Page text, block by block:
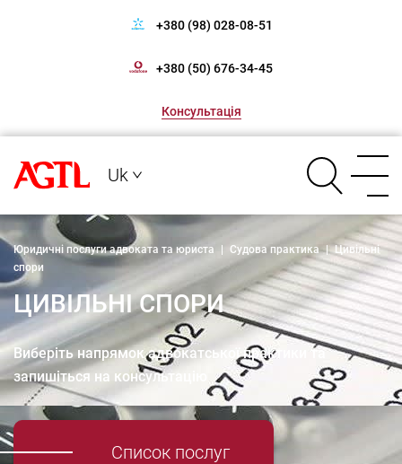
+380 (98) 028-08-51
+380 (50) 676-34-45
Консультація
Uk
Юридичні послуги адвоката та юриста Судова практика
Цивільні
спори
ЦИВІЛЬНІ СПОРИ
Виберіть напрямок адвокатської практики та
запишіться на консультацію
Список послуг